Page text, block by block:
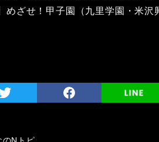
めざせ！甲子園（九里学園・米沢
Nトピ